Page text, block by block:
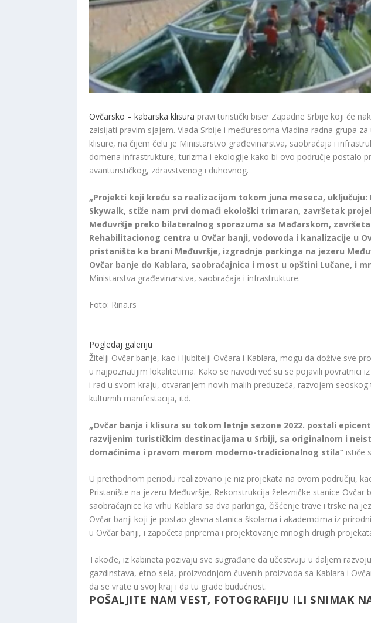
Ovčarsko – kabarska klisura pravi turistički biser Zapadne Srbije koji će
zaisijati pravim sjajem. Vlada Srbije i međuresorna Vladina radna grupa
klisure, na čijem čelu je Ministarstvo građevinarstva, saobraćaja i
domena infrastrukture, turizma i ekologije kako bi ovo područje postalo
avanturističkog, zdravstvenog i duhovnog.
„Projekti koji kreću sa realizacijom tokom juna meseca,
Skywalk, stiže nam prvi domaći ekološki trimaran, završetak
Međuvršje preko bilateralnog sporazuma sa Mađarskom,
Rehabilitacionog centra u Ovčar banji, vodovoda i kanalizacije u
pristaništa ka brani Međuvršje, izgradnja parkinga na jezeru
Ovčar banje do Kablara, saobraćajnica i most u opštini Lučane, i
Ministarstva građevinarstva, saobraćaja i infrastrukture.
Foto: Rina.rs
Pogledaj galeriju
Žitelji Ovčar banje, kao i ljubitelji Ovčara i Kablara, mogu da dožive sve
u najpoznatijim lokalitetima. Kako se navodi već su se pojavili povratnici
i rad u svom kraju, otvaranjem novih malih preduzeća, razvojem
kulturnih manifestacija, itd.
„Ovčar banja i klisura su tokom letnje sezone 2022. postali
razvijenim turističkim destinacijama u Srbiji, sa originalnom i
domaćinima i pravom merom moderno-tradicionalnog stila“ ističe
U prethodnom periodu realizovano je niz projekata na ovom području,
Pristanište na jezeru Međuvršje, Rekonstrukcija železničke stanice Ovčar
saobraćajnice ka vrhu Kablara sa dva parkinga, čišćenje trave i trske na
Ovčar banji koji je postao glavna stanica školama i akademcima iz
u Ovčar banji, i započeta priprema i projektovanje mnogih drugih
Takođe, iz kabineta pozivaju sve sugrađane da učestvuju u daljem
gazdinstava, etno sela, proizvodnjom čuvenih proizvoda sa Kablara i
da se vrate u svoj kraj i da tu grade budućnost.
POŠALJITE NAM VEST, FOTOGRAFIJU ILI SNIMAK